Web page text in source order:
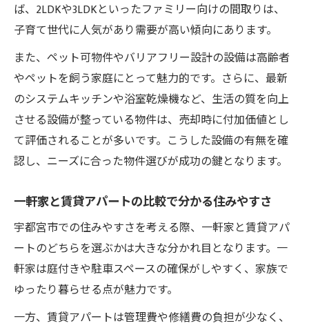
ば、2LDKや3LDKといったファミリー向けの間取りは、
子育て世代に人気があり需要が高い傾向にあります。
また、ペット可物件やバリアフリー設計の設備は高齢者
やペットを飼う家庭にとって魅力的です。さらに、最新
のシステムキッチンや浴室乾燥機など、生活の質を向上
させる設備が整っている物件は、売却時に付加価値とし
て評価されることが多いです。こうした設備の有無を確
認し、ニーズに合った物件選びが成功の鍵となります。
一軒家と賃貸アパートの比較で分かる住みやすさ
宇都宮市での住みやすさを考える際、一軒家と賃貸アパ
ートのどちらを選ぶかは大きな分かれ目となります。一
軒家は庭付きや駐車スペースの確保がしやすく、家族で
ゆったり暮らせる点が魅力です。
一方、賃貸アパートは管理費や修繕費の負担が少なく、